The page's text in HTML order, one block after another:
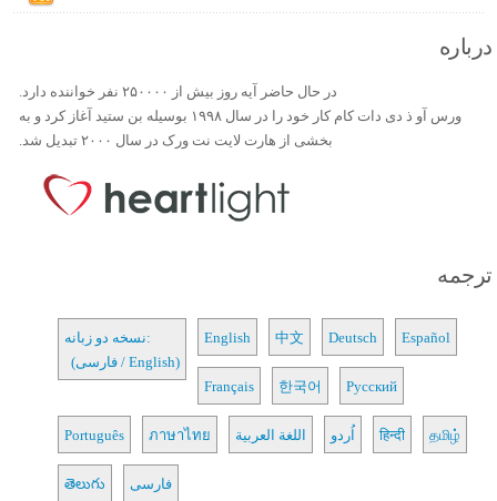
درباره
در حال حاضر آیه روز بیش از ۲۵۰۰۰۰ نفر خواننده دارد.
ورس آو ذ دی دات کام کار خود را در سال ۱۹۹۸ بوسیله بن ستید آغاز کرد و به
بخشی از هارت لایت نت ورک در سال ۲۰۰۰ تبدیل شد.
ترجمه
نسخه دو زبانه:
(فارسی / English)
English 中文 Deutsch Español
Français 한국어 Русский
Português ภาษาไทย اللغة العربية اُردو हिन्दी தமிழ்
తెలుగు فارسی